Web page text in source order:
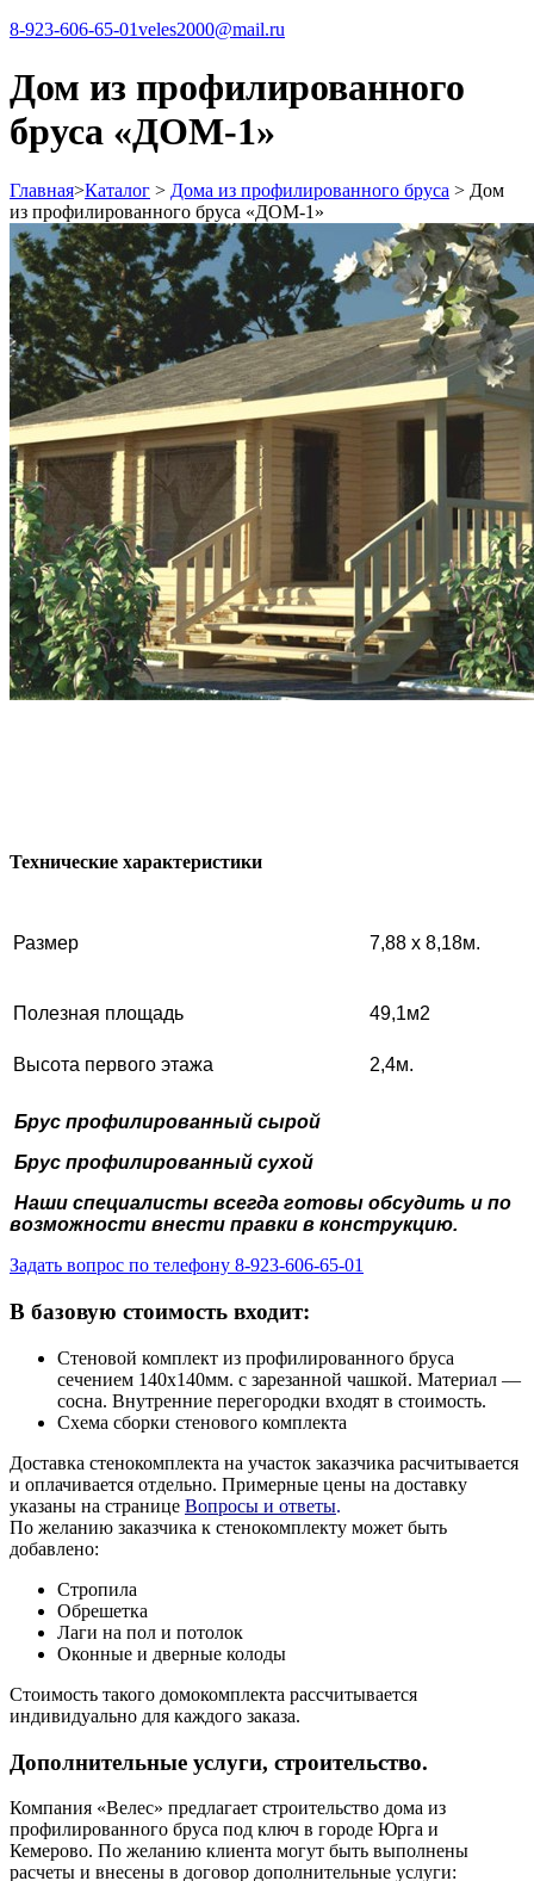
8-923-606-65-01veles2000@mail.ru
Дом из профилированного
бруса «ДОМ-1»
Главная>Каталог > Дома из профилированного бруса > Дом
из профилированного бруса «ДОМ-1»
Технические характеристики
Размер 7,88 х 8,18м.
Полезная площадь 49,1м2
Высота первого этажа 2,4м.
Брус профилированный сырой
Брус профилированный сухой
Наши специалисты всегда готовы обсудить и по
возможности внести правки в конструкцию.
Задать вопрос по телефону 8-923-606-65-01
В базовую стоимость входит:
Стеновой комплект из профилированного бруса
сечением 140х140мм. с зарезанной чашкой. Материал —
сосна. Внутренние перегородки входят в стоимость.
Схема сборки стенового комплекта
Доставка стенокомплекта на участок заказчика расчитывается
и оплачивается отдельно. Примерные цены на доставку
указаны на странице Вопросы и ответы.
По желанию заказчика к стенокомплекту может быть
добавлено:
Стропила
Обрешетка
Лаги на пол и потолок
Оконные и дверные колоды
Стоимость такого домокомплекта рассчитывается
индивидуально для каждого заказа.
Дополнительные услуги, строительство.
Компания «Велес» предлагает строительство дома из
профилированного бруса под ключ в городе Юрга и
Кемерово. По желанию клиента могут быть выполнены
расчеты и внесены в договор дополнительные услуги: